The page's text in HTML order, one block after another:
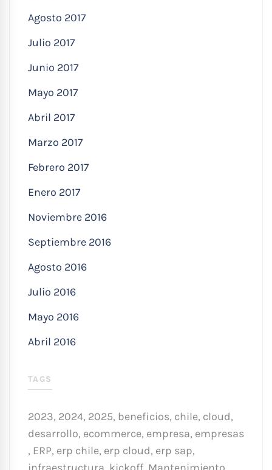
Agosto 2017
Julio 2017
Junio 2017
Mayo 2017
Abril 2017
Marzo 2017
Febrero 2017
Enero 2017
Noviembre 2016
Septiembre 2016
Agosto 2016
Julio 2016
Mayo 2016
Abril 2016
TAGS
2023, 2024, 2025, beneficios, chile, cloud,
desarrollo, ecommerce, empresa, empresas
, ERP, erp chile, erp cloud, erp sap,